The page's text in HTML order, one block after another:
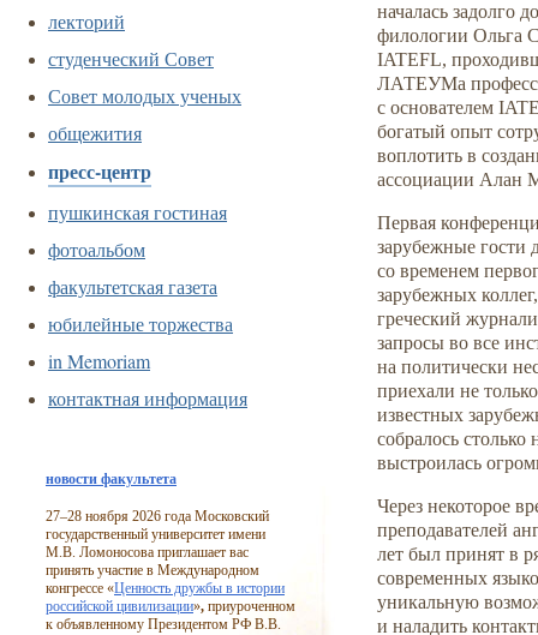
лекторий
студенческий Совет
Совет молодых ученых
общежития
пресс-центр
пушкинская гостиная
фотоальбом
факультетская газета
юбилейные торжества
in Memoriam
контактная информация
новости факультета
27–28 ноября 2026 года Московский
государственный университет имени
М.В. Ломоносова приглашает вас
принять участие в Международном
конгрессе «Ценность дружбы в истории
российской цивилизации», приуроченном
к объявленному Президентом РФ В.В.
началась задолго
филологии Ольга
IATEFL,
ЛАТЕУМа
с основателем
богатый опыт
воплотить в
ассоциации Алан
Первая
зарубежные гости
со временем
зарубежных
греческий
запросы во все
на политически
приехали не
известных
собралось
выстроилась
Через некоторое
преподавателей
лет был принят в
современных
уникальную
и наладить